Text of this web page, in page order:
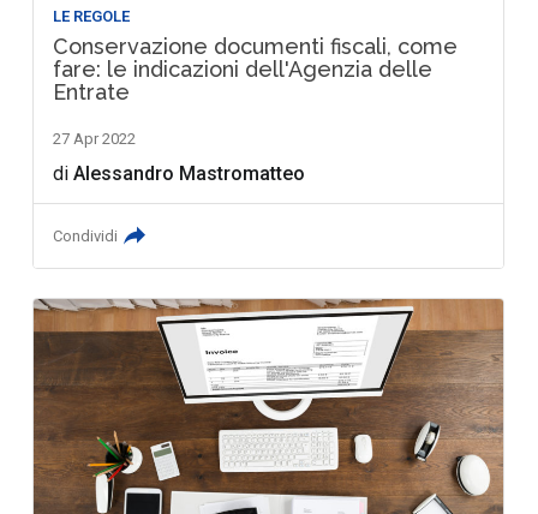
LE REGOLE
Conservazione documenti fiscali, come
fare: le indicazioni dell'Agenzia delle
Entrate
27 Apr 2022
diAlessandro Mastromatteo
Condividi